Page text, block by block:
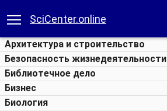
SciCenter.online
Архитектура и строительство
Безопасность жизнедеятельности
Библиотечное дело
Бизнес
Биология